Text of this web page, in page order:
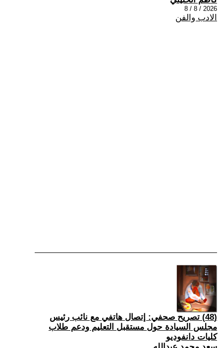
2026 / 8 / 8
الادب والفن
(48) تصريح صحفي: إتصال هاتفي مع نائب رئيس
مجلس السيادة حول مستقبل التعليم ودعم طلاب
كليات دانفوديو